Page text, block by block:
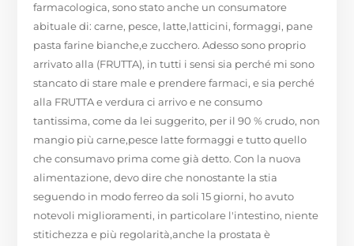
farmacologica, sono stato anche un consumatore
abituale di: carne, pesce, latte,latticini, formaggi, pane
pasta farine bianche,e zucchero. Adesso sono proprio
arrivato alla (FRUTTA), in tutti i sensi sia perché mi sono
stancato di stare male e prendere farmaci, e sia perché
alla FRUTTA e verdura ci arrivo e ne consumo
tantissima, come da lei suggerito, per il 90 % crudo, non
mangio più carne,pesce latte formaggi e tutto quello
che consumavo prima come già detto. Con la nuova
alimentazione, devo dire che nonostante la stia
seguendo in modo ferreo da soli 15 giorni, ho avuto
notevoli miglioramenti, in particolare l'intestino, niente
stitichezza e più regolarità,anche la prostata è